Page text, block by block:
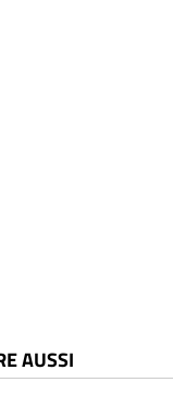
AUSSI